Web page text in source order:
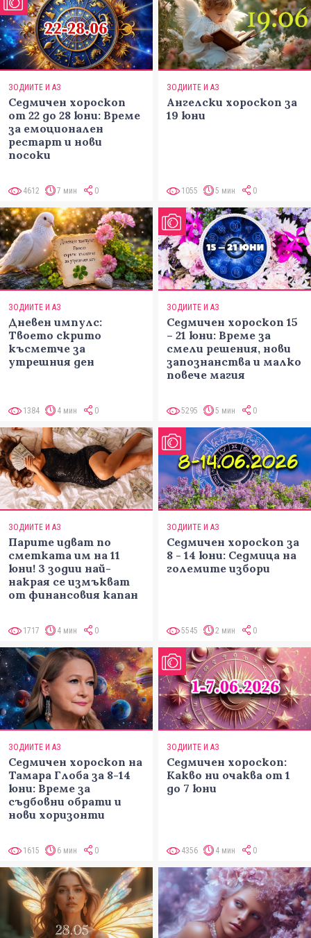
ЗОДИИТЕ И АЗ
Седмичен хороскоп
от 22 до 28 юни: Време
за емоционален
рестарт и нови
посоки
4612 7 мин 0
ЗОДИИТЕ И АЗ
Ангелски хороскоп за
19 юни
1055 5 мин 0
ЗОДИИТЕ И АЗ
Дневен импулс:
Твоето скрито
късметче за
утрешния ден
1384 4 мин 0
ЗОДИИТЕ И АЗ
Седмичен хороскоп 15
– 21 юни: Време за
смели решения, нови
запознанства и малко
повече магия
5295 5 мин 0
ЗОДИИТЕ И АЗ
Парите идват по
сметката им на 11
юни! 3 зодии най-
накрая се измъкват
от финансовия капан
1717 4 мин 0
ЗОДИИТЕ И АЗ
Седмичен хороскоп за
8 - 14 юни: Седмица на
големите избори
5545 2 мин 0
ЗОДИИТЕ И АЗ
Седмичен хороскоп на
Тамара Глоба за 8-14
юни: Време за
съдбовни обрати и
нови хоризонти
1615 6 мин 0
ЗОДИИТЕ И АЗ
Седмичен хороскоп:
Какво ни очаква от 1
до 7 юни
4356 4 мин 0